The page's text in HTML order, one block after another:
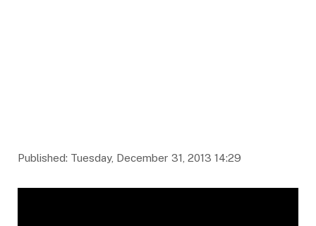
Published: Tuesday, December 31, 2013 14:29